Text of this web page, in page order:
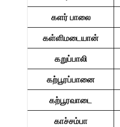
களர் பாலை
கள்ளிமடையான்
கறுப்பாலி
கற்பூரப்பானை
கற்பூரவாடை
காச்சம்பா